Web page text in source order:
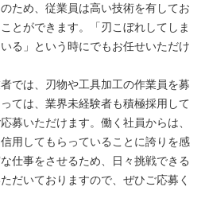
ため、従業員は高い技術を有してお
とができます。「刃こぼれしてしま
る」という時にでもお任せいただけ
では、刃物や工具加工の作業員を募
ては、業界未経験者も積極採用して
募いただけます。働く社員からは、
用してもらっていることに誇りを感
仕事をさせるため、日々挑戦できる
だいておりますので、ぜひご応募く